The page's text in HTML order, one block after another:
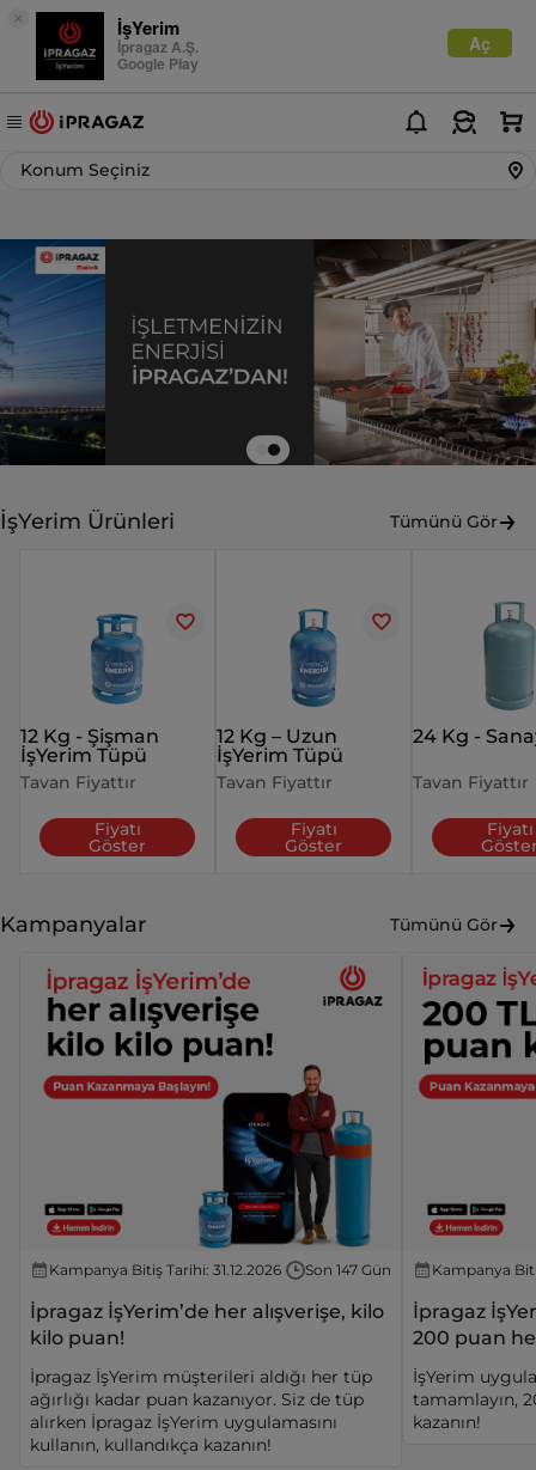
× İşYerim
İpragaz A.Ş.
Google Play
Aç
Konum Seçiniz
İşYerim Ürünleri Tümünü Gör
12 Kg - Şişman
İşYerim Tüpü
Tavan Fiyattır
Fiyatı
Göster
12 Kg – Uzun
İşYerim Tüpü
Tavan Fiyattır
Fiyatı
Göster
24 Kg -
Tavan Fiyattır
Fiyatı
Kampanyalar Tümünü Gör
Kampanya Bitiş Tarihi: 31.12.2026 Son 147 Gün
İpragaz İşYerim’de her alışverişe, kilo
kilo puan!
İpragaz İşYerim müşterileri aldığı her tüp
ağırlığı kadar puan kazanıyor. Siz de tüp
alırken İpragaz İşYerim uygulamasını
kullanın, kullandıkça kazanın!
Kampanya
İpragaz
200 puan
İşYerim
tamamlayın,
kazanın!